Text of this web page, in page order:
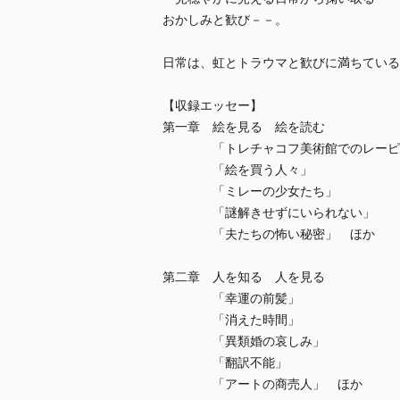
おかしみと歓び－－。
日常は、虹とトラウマと歓びに満ちている
【収録エッセー】
第一章 絵を見る 絵を読む
「トレチャコフ美術館でのレーピ
「絵を買う人々」
「ミレーの少女たち」
「謎解きせずにいられない」
「夫たちの怖い秘密」 ほか
第二章 人を知る 人を見る
「幸運の前髪」
「消えた時間」
「異類婚の哀しみ」
「翻訳不能」
「アートの商売人」 ほか